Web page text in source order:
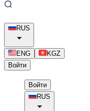
RUS
ENG
KGZ
Войти
Войти
RUS